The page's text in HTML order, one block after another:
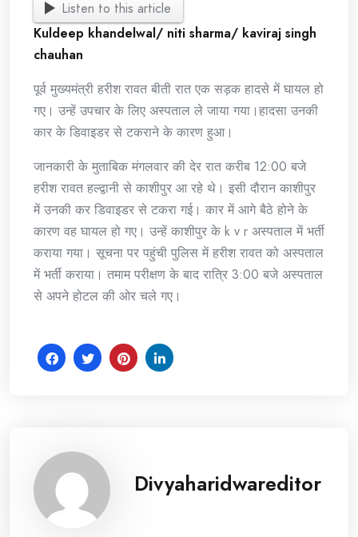
Listen to this article
Kuldeep khandelwal/ niti sharma/ kaviraj singh
chauhan
पूर्व मुख्यमंत्री हरीश रावत बीती रात एक सड़क हादसे में घायल हो
गए। उन्हें उपचार के लिए अस्पताल ले जाया गया।हादसा उनकी
कार के डिवाइडर से टकराने के कारण हुआ।
जानकारी के मुताबिक मंगलवार की देर रात करीब 12:00 बजे
हरीश रावत हल्द्वानी से काशीपुर आ रहे थे। इसी दौरान काशीपुर
में उनकी कर डिवाइडर से टकरा गई। कार में आगे बैठे होने के
कारण वह घायल हो गए। उन्हें काशीपुर के k v r अस्पताल में भर्ती
कराया गया। सूचना पर पहुंची पुलिस में हरीश रावत को अस्पताल
में भर्ती कराया। तमाम परीक्षण के बाद रात्रि 3:00 बजे अस्पताल
से अपने होटल की ओर चले गए।
Divyaharidwareditor